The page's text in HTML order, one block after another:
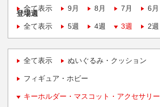
全て表示
9月 8月 7月 6月
登場週
全て表示
5週 4週 3週 2週
全て表示 ぬいぐるみ・クッション
フィギュア・ホビー
キーホルダー・マスコット・アクセサリー